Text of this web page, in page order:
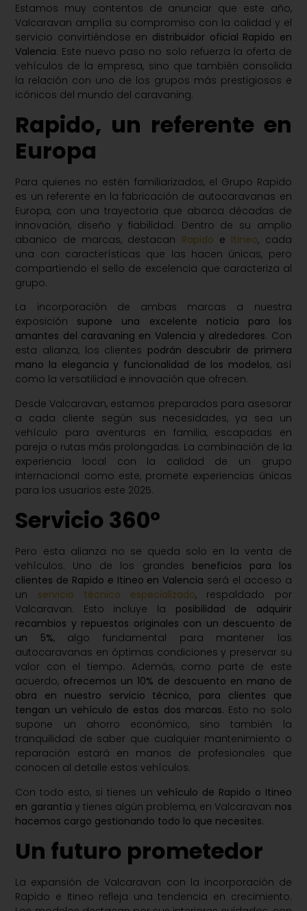
Estamos muy contentos de anunciar que este año,
Valcaravan amplía su compromiso con la calidad y el
servicio convirtiéndose en distribuidor oficial Rapido en
Valencia. Este nuevo paso no solo refuerza la oferta de
vehículos de la empresa, sino que también consolida
la relación con uno de los grupos más prestigiosos e
icónicos del mundo del caravaning.
Rapido, un referente en
Europa
Para quienes no estén familiarizados, el Grupo Rapido
es un referente en la fabricación de autocaravanas en
Europa, con una trayectoria que abarca décadas de
innovación, diseño y fiabilidad. Dentro de su amplio
abanico de marcas, destacan Rapido e Itineo, cada
una con características que las hacen únicas, pero
compartiendo el sello de excelencia que caracteriza al
grupo.
La incorporación de ambas marcas a nuestra
exposición supone una excelente noticia para los
amantes del caravaning en Valencia y alrededores. Con
esta alianza, los clientes podrán descubrir de primera
mano la elegancia y funcionalidad de los modelos, así
como la versatilidad e innovación que ofrecen.
Desde Valcaravan, estamos preparados para asesorar
a cada cliente según sus necesidades, ya sea un
vehículo para aventuras en familia, escapadas en
pareja o rutas más prolongadas. La combinación de la
experiencia local con la calidad de un grupo
internacional como este, promete experiencias únicas
para los usuarios este 2025.
Servicio 360º
Pero esta alianza no se queda solo en la venta de
vehículos. Uno de los grandes beneficios para los
clientes de Rapido e Itineo en Valencia será el acceso a
un servicio técnico especializado, respaldado por
Valcaravan. Esto incluye la posibilidad de adquirir
recambios y repuestos originales con un descuento de
un 5%, algo fundamental para mantener las
autocaravanas en óptimas condiciones y preservar su
valor con el tiempo. Además, como parte de este
acuerdo, ofrecemos un 10% de descuento en mano de
obra en nuestro servicio técnico, para clientes que
tengan un vehículo de estas dos marcas. Esto no solo
supone un ahorro económico, sino también la
tranquilidad de saber que cualquier mantenimiento o
reparación estará en manos de profesionales que
conocen al detalle estos vehículos.
Con todo esto, si tienes un vehículo de Rapido o Itineo
en garantía y tienes algún problema, en Valcaravan nos
hacemos cargo gestionando todo lo que necesites.
Un futuro prometedor
La expansión de Valcaravan con la incorporación de
Rapido e Itineo refleja una tendencia en crecimiento.